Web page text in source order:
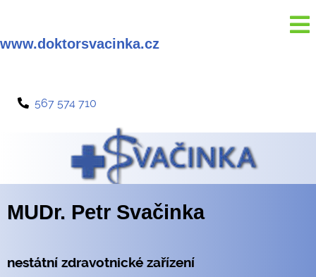
www.doktorsvacinka.cz
567 574 710
MUDr. Petr Svačinka
nestátní zdravotnické zařízení